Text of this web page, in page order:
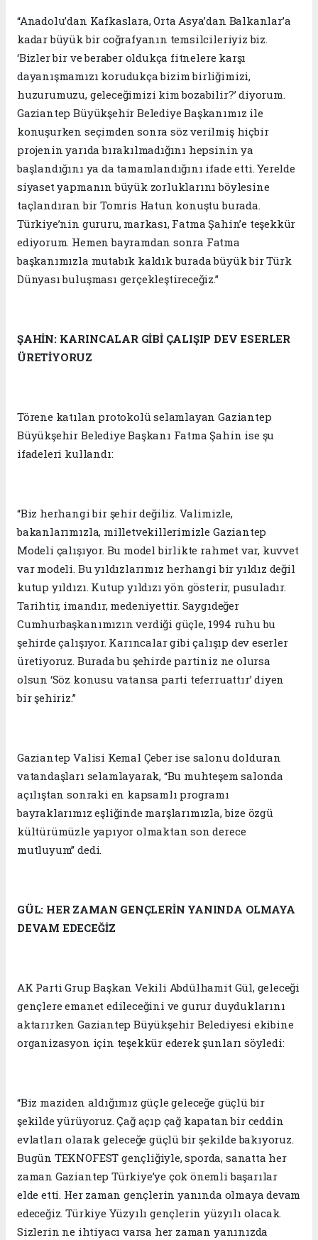
“Anadolu’dan Kafkaslara, Orta Asya’dan Balkanlar’a
kadar büyük bir coğrafyanın temsilcileriyiz biz.
‘Bizler bir ve beraber oldukça fitnelere karşı
dayanışmamızı korudukça bizim birliğimizi,
huzurumuzu, geleceğimizi kim bozabilir?’ diyorum.
Gaziantep Büyükşehir Belediye Başkanımız ile
konuşurken seçimden sonra söz verilmiş hiçbir
projenin yarıda bırakılmadığını hepsinin ya
başlandığını ya da tamamlandığını ifade etti. Yerelde
siyaset yapmanın büyük zorluklarını böylesine
taçlandıran bir Tomris Hatun konuştu burada.
Türkiye’nin gururu, markası, Fatma Şahin’e teşekkür
ediyorum. Hemen bayramdan sonra Fatma
başkanımızla mutabık kaldık burada büyük bir Türk
Dünyası buluşması gerçekleştireceğiz.”
ŞAHİN: KARINCALAR GİBİ ÇALIŞIP DEV ESERLER
ÜRETİYORUZ
Törene katılan protokolü selamlayan Gaziantep
Büyükşehir Belediye Başkanı Fatma Şahin ise şu
ifadeleri kullandı:
“Biz herhangi bir şehir değiliz. Valimizle,
bakanlarımızla, milletvekillerimizle Gaziantep
Modeli çalışıyor. Bu model birlikte rahmet var, kuvvet
var modeli. Bu yıldızlarımız herhangi bir yıldız değil
kutup yıldızı. Kutup yıldızı yön gösterir, pusuladır.
Tarihtir, imandır, medeniyettir. Saygıdeğer
Cumhurbaşkanımızın verdiği güçle, 1994 ruhu bu
şehirde çalışıyor. Karıncalar gibi çalışıp dev eserler
üretiyoruz. Burada bu şehirde partiniz ne olursa
olsun ‘Söz konusu vatansa parti teferruattır’ diyen
bir şehiriz.”
Gaziantep Valisi Kemal Çeber ise salonu dolduran
vatandaşları selamlayarak, “Bu muhteşem salonda
açılıştan sonraki en kapsamlı programı
bayraklarımız eşliğinde marşlarımızla, bize özgü
kültürümüzle yapıyor olmaktan son derece
mutluyum” dedi.
GÜL: HER ZAMAN GENÇLERİN YANINDA OLMAYA
DEVAM EDECEĞİZ
AK Parti Grup Başkan Vekili Abdülhamit Gül, geleceği
gençlere emanet edileceğini ve gurur duyduklarını
aktarırken Gaziantep Büyükşehir Belediyesi ekibine
organizasyon için teşekkür ederek şunları söyledi:
“Biz maziden aldığımız güçle geleceğe güçlü bir
şekilde yürüyoruz. Çağ açıp çağ kapatan bir ceddin
evlatları olarak geleceğe güçlü bir şekilde bakıyoruz.
Bugün TEKNOFEST gençliğiyle, sporda, sanatta her
zaman Gaziantep Türkiye’ye çok önemli başarılar
elde etti. Her zaman gençlerin yanında olmaya devam
edeceğiz. Türkiye Yüzyılı gençlerin yüzyılı olacak.
Sizlerin ne ihtiyacı varsa her zaman yanınızda